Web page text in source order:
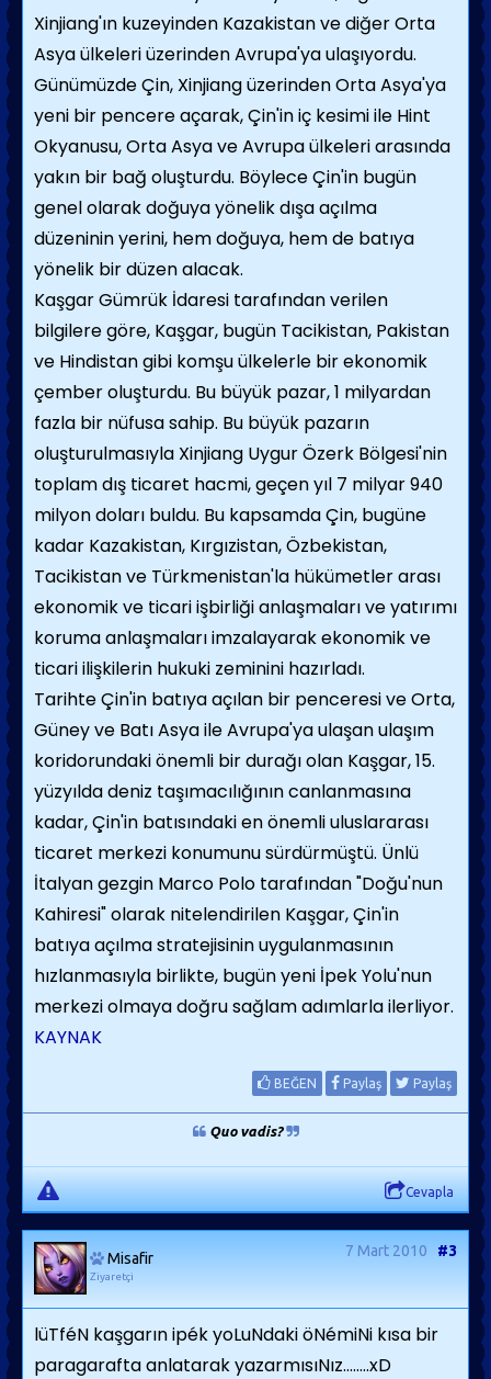
Xinjiang'ın kuzeyinden Kazakistan ve diğer Orta
Asya ülkeleri üzerinden Avrupa'ya ulaşıyordu.
Günümüzde Çin, Xinjiang üzerinden Orta Asya'ya
yeni bir pencere açarak, Çin'in iç kesimi ile Hint
Okyanusu, Orta Asya ve Avrupa ülkeleri arasında
yakın bir bağ oluşturdu. Böylece Çin'in bugün
genel olarak doğuya yönelik dışa açılma
düzeninin yerini, hem doğuya, hem de batıya
yönelik bir düzen alacak.
Kaşgar Gümrük İdaresi tarafından verilen
bilgilere göre, Kaşgar, bugün Tacikistan, Pakistan
ve Hindistan gibi komşu ülkelerle bir ekonomik
çember oluşturdu. Bu büyük pazar, 1 milyardan
fazla bir nüfusa sahip. Bu büyük pazarın
oluşturulmasıyla Xinjiang Uygur Özerk Bölgesi'nin
toplam dış ticaret hacmi, geçen yıl 7 milyar 940
milyon doları buldu. Bu kapsamda Çin, bugüne
kadar Kazakistan, Kırgızistan, Özbekistan,
Tacikistan ve Türkmenistan'la hükümetler arası
ekonomik ve ticari işbirliği anlaşmaları ve yatırımı
koruma anlaşmaları imzalayarak ekonomik ve
ticari ilişkilerin hukuki zeminini hazırladı.
Tarihte Çin'in batıya açılan bir penceresi ve Orta,
Güney ve Batı Asya ile Avrupa'ya ulaşan ulaşım
koridorundaki önemli bir durağı olan Kaşgar, 15.
yüzyılda deniz taşımacılığının canlanmasına
kadar, Çin'in batısındaki en önemli uluslararası
ticaret merkezi konumunu sürdürmüştü. Ünlü
İtalyan gezgin Marco Polo tarafından "Doğu'nun
Kahiresi" olarak nitelendirilen Kaşgar, Çin'in
batıya açılma stratejisinin uygulanmasının
hızlanmasıyla birlikte, bugün yeni İpek Yolu'nun
merkezi olmaya doğru sağlam adımlarla ilerliyor.
KAYNAK
BEĞEN Paylaş Paylaş
Quo vadis?
Cevapla
Misafir
Ziyaretçi
7 Mart 2010 #3
lüTféN kaşgarın ipék yoLuNdaki öNémiNi kısa bir
paragarafta anlatarak yazarmısıNız........xD